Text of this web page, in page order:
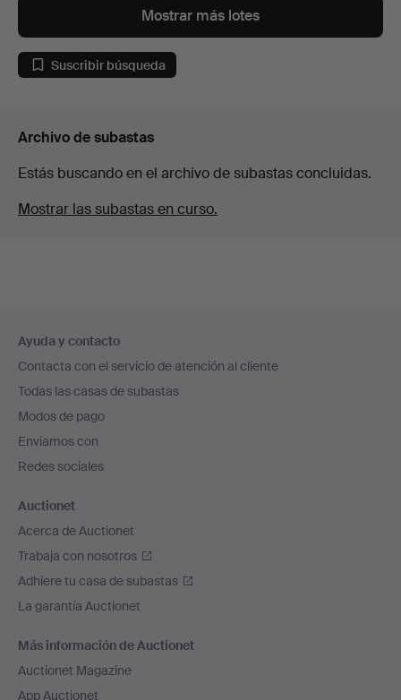
Mostrar más lotes
Suscribir búsqueda
Archivo de subastas
Estás buscando en el archivo de subastas concluidas.
Mostrar las subastas en curso.
en
el
pie
de
página
Ayuda y contacto
Contacta con el servicio de atención al cliente
Todas las casas de subastas
Modos de pago
Enviamos con
Redes sociales
Auctionet
Acerca de Auctionet
Trabaja con nosotros
Adhiere tu casa de subastas
La garantía Auctionet
Más información de Auctionet
Auctionet Magazine
App Auctionet